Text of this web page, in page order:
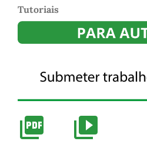
Tutoriais